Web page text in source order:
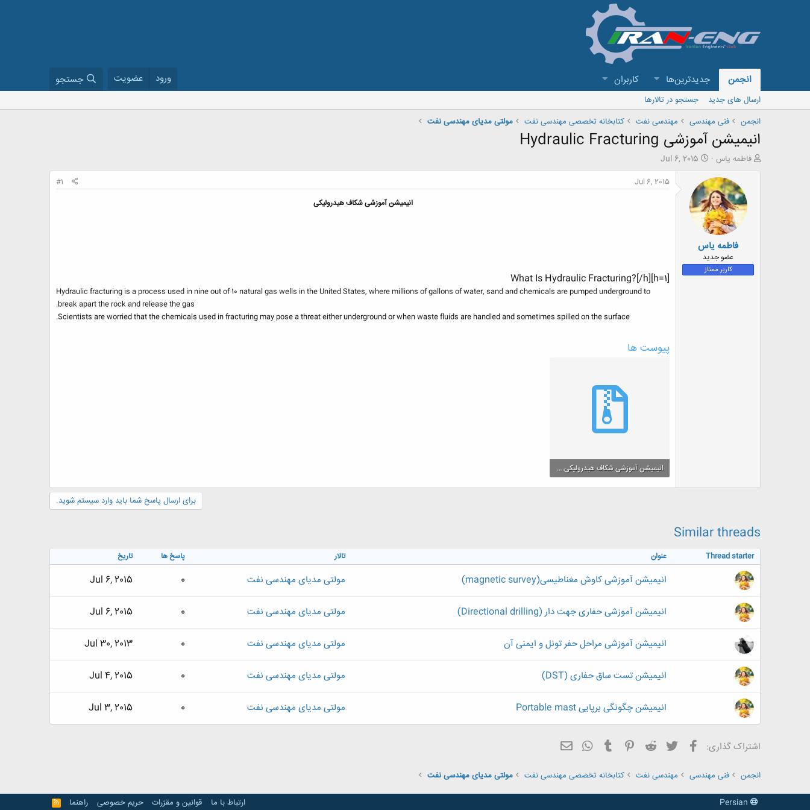
انجمن جدیدترین‌ها کاربران ورود عضویت جستجو
ارسال های جدید
جستجو در تالارها
انجمن
فنی مهندسی مهندسی نفت کتابخانه تخصصی مهندسی نفت مولتی مدیای مهندسی نفت
انیمیشن آموزشی Hydraulic Fracturing
ش
و
ض
فاطمه یاس
ت
ی
خ
ش
ر
ع
Jul 6, 2015
فاطمه یاس
عضو جدید
کاربر ممتاز
Jul 6, 2015
#1
انیمیشن آموزشی شکاف هیدرولیکی
[h=1]What Is Hydraulic Fracturing?[/h]
Hydraulic fracturing is a process used in nine out of 10 natural gas wells in the United States, where millions of gallons of water, sand and chemicals are pumped underground to
break apart the rock and release the gas.
Scientists are worried that the chemicals used in fracturing may pose a threat either underground or when waste fluids are handled and sometimes spilled on the surface.
پیوست ها
انیمیشن آموزشی شکاف هیدرولیکی.rar
3.8 مگایابت · بازدیدها: 7
برای ارسال پاسخ شما باید وارد سیستم شوید.
Similar threads
Thread starter عنوان تالار پاسخ ها تاریخ
انیمیشن آموزشی کاوش مغناطیسی(magnetic survey) مولتی مدیای مهندسی نفت 0
Jul 6, 2015
انیمیشن آموزشی حفاری جهت دار (Directional drilling) مولتی مدیای مهندسی نفت 0
Jul 6, 2015
انیمیشن آموزشی مراحل حفر تونل و ایمنی آن مولتی مدیای مهندسی نفت 0
Jul 30, 2013
انیمیشن تست ساق حفاری (DST) مولتی مدیای مهندسی نفت 0
Jul 4, 2015
انیمیشن چگونگی برپایی Portable mast مولتی مدیای مهندسی نفت 0
Jul 3, 2015
اشتراک گذاری: فیسبوکتویتر Reddit
Pinterest
Tumblr
WhatsApp
انجمن فنی مهندسی مهندسی نفت کتابخانه تخصصی مهندسی نفت مولتی مدیای مهندسی نفت
ارتباط با ما قوانین و مقرّرات حریم خصوصی راهنما
R